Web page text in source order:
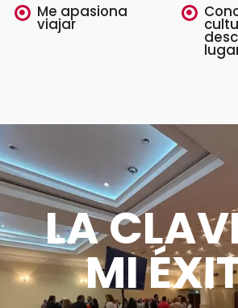
Me apasiona
viajar
LA
MI